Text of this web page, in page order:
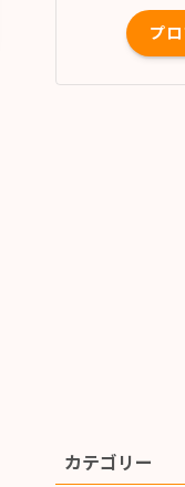
プ
カテゴリー